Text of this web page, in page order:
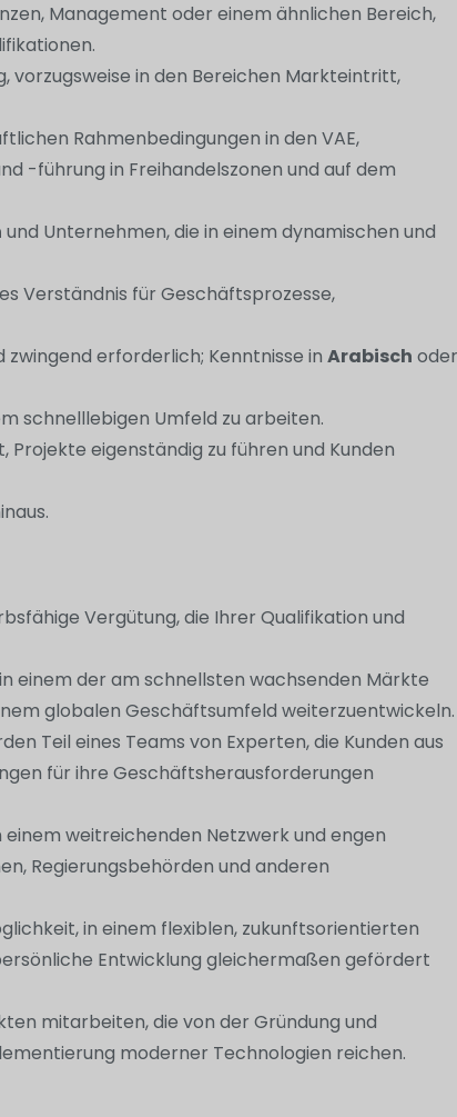
Management oder einem ähnlichen Bereich,
vorzugsweise in den Bereichen Markteintritt,
Rahmenbedingungen in den VAE,
-führung in Freihandelszonen und auf dem
und Unternehmen, die in einem dynamischen und
Verständnis für Geschäftsprozesse,
zwingend erforderlich; Kenntnisse in Arabisch oder
schnelllebigen Umfeld zu arbeiten.
Projekte eigenständig zu führen und Kunden
Vergütung, die Ihrer Qualifikation und
einem der am schnellsten wachsenden Märkte
globalen Geschäftsumfeld weiterzuentwickeln.
Teil eines Teams von Experten, die Kunden aus
für ihre Geschäftsherausforderungen
einem weitreichenden Netzwerk und engen
Regierungsbehörden und anderen
in einem flexiblen, zukunftsorientierten
Entwicklung gleichermaßen gefördert
mitarbeiten, die von der Gründung und
moderner Technologien reichen.